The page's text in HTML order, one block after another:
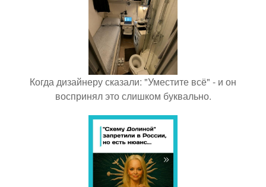
Когда дизайнеру сказали: "Уместите всё" - и он
воспринял это слишком буквально.